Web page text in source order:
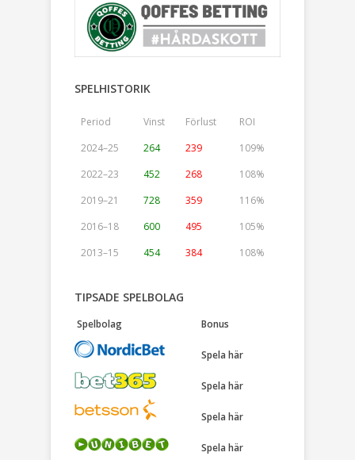
SPELHISTORIK
Period Vinst Förlust
ROI
2024–25
264 239
109%
2022–23
452 268
108%
2019–21
728 359
116%
2016–18
600 495
105%
2013–15
454 384 108%
TIPSADE SPELBOLAG
Spelbolag Bonus
Spela här
Spela här
Spela här
Spela här